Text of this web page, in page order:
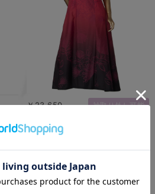
￥23,650 袖取り外し可能